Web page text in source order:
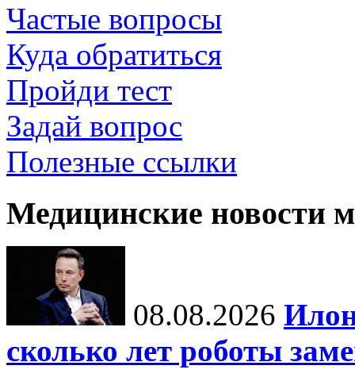
Частые вопросы
Куда обратиться
Пройди тест
Задай вопрос
Полезные ссылки
Медицинские новости
08.08.2026
сколько лет роботы